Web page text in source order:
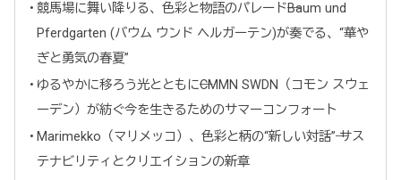
競馬場に舞い降りる、色彩と物語のパレード──Baum und
Pferdgarten (バウム ウンド ヘルガーテン)が奏でる、“華や
ぎと勇気の春夏”
ゆるやかに移ろう光とともに──CMMN SWDN（コモン スウェ
ーデン）が紡ぐ今を生きるためのサマーコンフォート
Marimekko（マリメッコ）、色彩と柄の“新しい対話”── サス
テナビリティとクリエイションの新章